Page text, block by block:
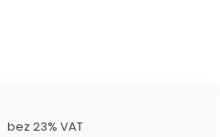
bez 23% VAT